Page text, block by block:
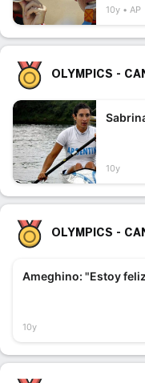
10y AP
OLYMPICS -
10y
OLYMPICS -
Ameghino: "Estoy
10y